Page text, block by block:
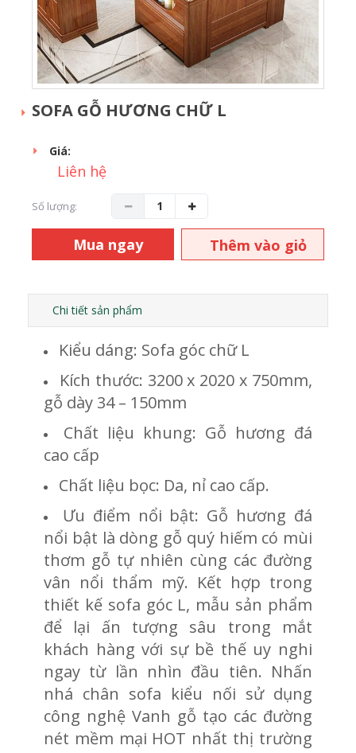
SOFA GỖ HƯƠNG CHỮ L
Giá:
Liên hệ
Số lượng:
Mua ngay
Thêm vào giỏ
Chi tiết sản phẩm
Kiểu dáng: Sofa góc chữ L
Kích thước: 3200 x 2020 x 750mm,
gỗ dày 34 – 150mm
Chất liệu khung: Gỗ hương đá
cao cấp
Chất liệu bọc: Da, nỉ cao cấp.
Ưu điểm nổi bật: Gỗ hương đá
nổi bật là dòng gỗ quý hiếm có mùi
thơm gỗ tự nhiên cùng các đường
vân nổi thẩm mỹ. Kết hợp trong
thiết kế sofa góc L, mẫu sản phẩm
để lại ấn tượng sâu trong mắt
khách hàng với sự bề thế uy nghi
ngay từ lần nhìn đầu tiên. Nhấn
nhá chân sofa kiểu nối sử dụng
công nghệ Vanh gỗ tạo các đường
nét mềm mại HOT nhất thị trường